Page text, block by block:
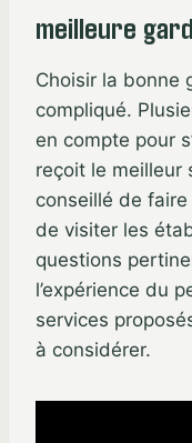
meilleure
Choisir la bonne
compliqué.
en compte pour
reçoit le meilleur
conseillé de
de visiter les
questions
l’expérience du
services
à considérer.